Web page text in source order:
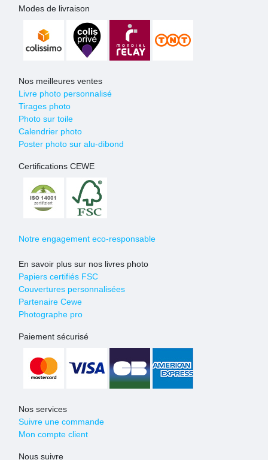
Modes de livraison
Nos meilleures ventes
Livre photo personnalisé
Tirages photo
Photo sur toile
Calendrier photo
Poster photo sur alu-dibond
Certifications CEWE
Notre engagement eco-responsable
En savoir plus sur nos livres photo
Papiers certifiés FSC
Couvertures personnalisées
Partenaire Cewe
Photographe pro
Paiement sécurisé
Nos services
Suivre une commande
Mon compte client
Nous suivre